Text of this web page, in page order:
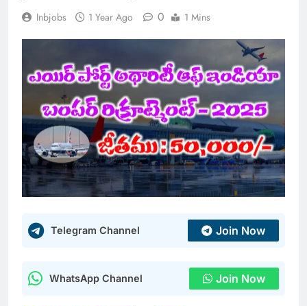
Inbjobs 1 Year Ago 0 1 Mins
Telegram Channel Join Now
WhatsApp Channel Join Now